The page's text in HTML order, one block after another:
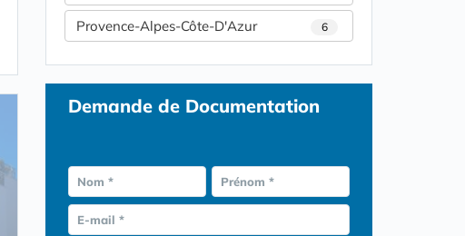
Provence-Alpes-Côte-D'Azur 6
Demande de Documentation
Nom * Prénom *
E-mail *